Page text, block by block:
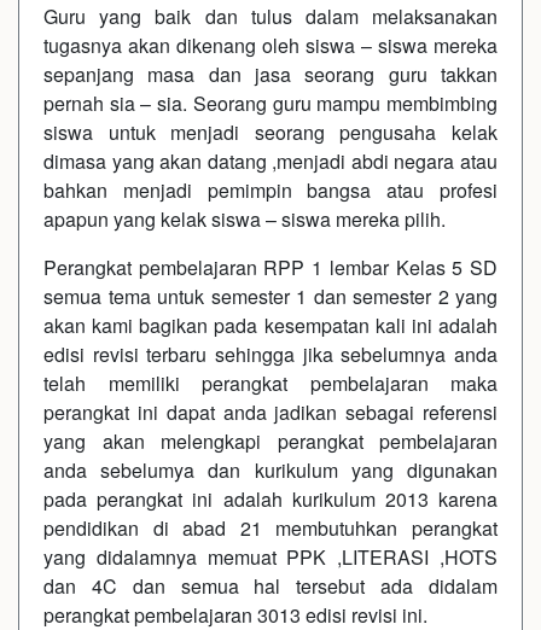
Guru yang baik dan tulus dalam melaksanakan
tugasnya akan dikenang oleh siswa – siswa mereka
sepanjang masa dan jasa seorang guru takkan
pernah sia – sia. Seorang guru mampu membimbing
siswa untuk menjadi seorang pengusaha kelak
dimasa yang akan datang ,menjadi abdi negara atau
bahkan menjadi pemimpin bangsa atau profesi
apapun yang kelak siswa – siswa mereka pilih.
Perangkat pembelajaran RPP 1 lembar Kelas 5 SD
semua tema untuk semester 1 dan semester 2 yang
akan kami bagikan pada kesempatan kali ini adalah
edisi revisi terbaru sehingga jika sebelumnya anda
telah memiliki perangkat pembelajaran maka
perangkat ini dapat anda jadikan sebagai referensi
yang akan melengkapi perangkat pembelajaran
anda sebelumya dan kurikulum yang digunakan
pada perangkat ini adalah kurikulum 2013 karena
pendidikan di abad 21 membutuhkan perangkat
yang didalamnya memuat PPK ,LITERASI ,HOTS
dan 4C dan semua hal tersebut ada didalam
perangkat pembelajaran 3013 edisi revisi ini.